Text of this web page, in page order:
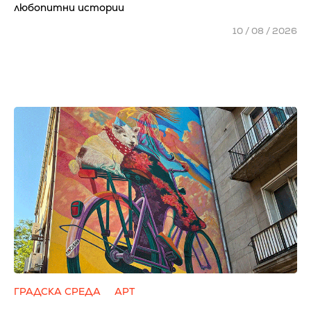
любопитни истории
10 / 08 / 2026
ГРАДСКА СРЕДА АРТ